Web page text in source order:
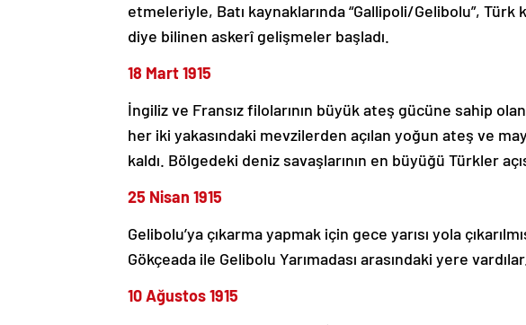
etmeleriyle, Batı kaynaklarında “Gallipoli/Gelibolu”, Türk
diye bilinen askerî gelişmeler başladı.
18 Mart 1915
İngiliz ve Fransız filolarının büyük ateş gücüne sahip
her iki yakasındaki mevzilerden açılan yoğun ateş ve
kaldı. Bölgedeki deniz savaşlarının en büyüğü Türkler
25 Nisan 1915
Gelibolu’ya çıkarma yapmak için gece yarısı yola
Gökçeada ile Gelibolu Yarımadası arasındaki yere vardılar.
10 Ağustos 1915